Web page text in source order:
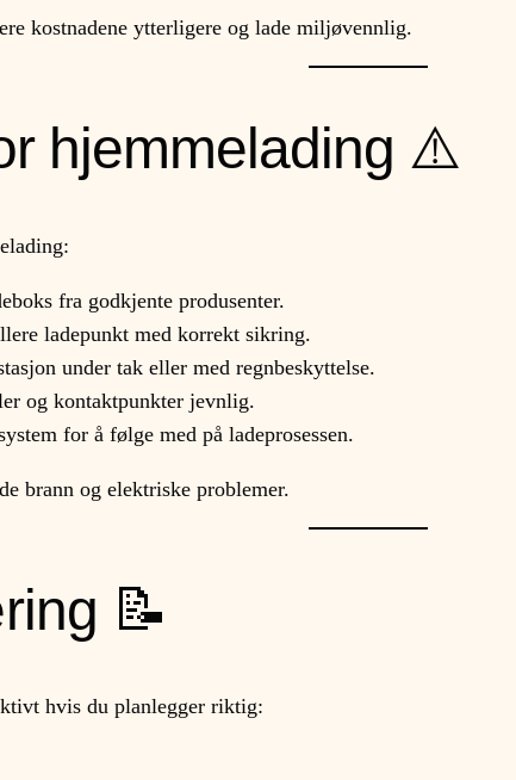
kostnadene ytterligere og lade miljøvennlig.
hjemmelading ⚠️
fra godkjente produsenter.
ladepunkt med korrekt sikring.
under tak eller med regnbeskyttelse.
og kontaktpunkter jevnlig.
for å følge med på ladeprosessen.
brann og elektriske problemer.
📝
hvis du planlegger riktig: